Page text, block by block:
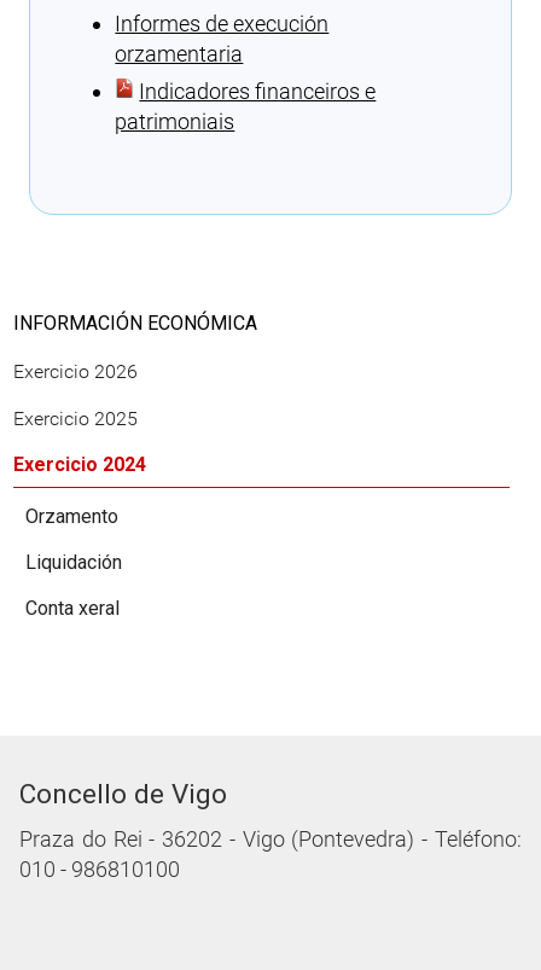
Informes de execución
orzamentaria
Indicadores financeiros e
patrimoniais
INFORMACIÓN ECONÓMICA
Exercicio 2026
Exercicio 2025
Exercicio 2024
Orzamento
Liquidación
Conta xeral
Concello de Vigo
Praza do Rei - 36202 - Vigo (Pontevedra) - Teléfono:
010 - 986810100